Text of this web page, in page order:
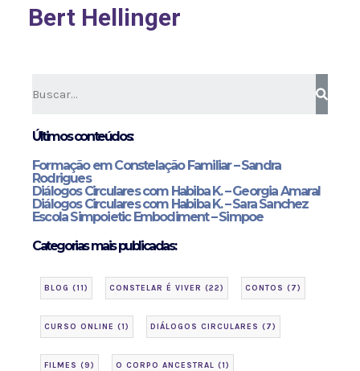
Bert Hellinger
Últimos conteúdos:
Formação em Constelação Familiar – Sandra
Rodrigues
Diálogos Circulares com Habiba K. – Georgia Amaral
Diálogos Circulares com Habiba K. – Sara Sanchez
Escola Simpoietic Embodiment – Simpoe
Categorias mais publicadas:
BLOG (11) CONSTELAR É VIVER (22) CONTOS (7)
CURSO ONLINE (1) DIÁLOGOS CIRCULARES (7)
FILMES (9) O CORPO ANCESTRAL (1)